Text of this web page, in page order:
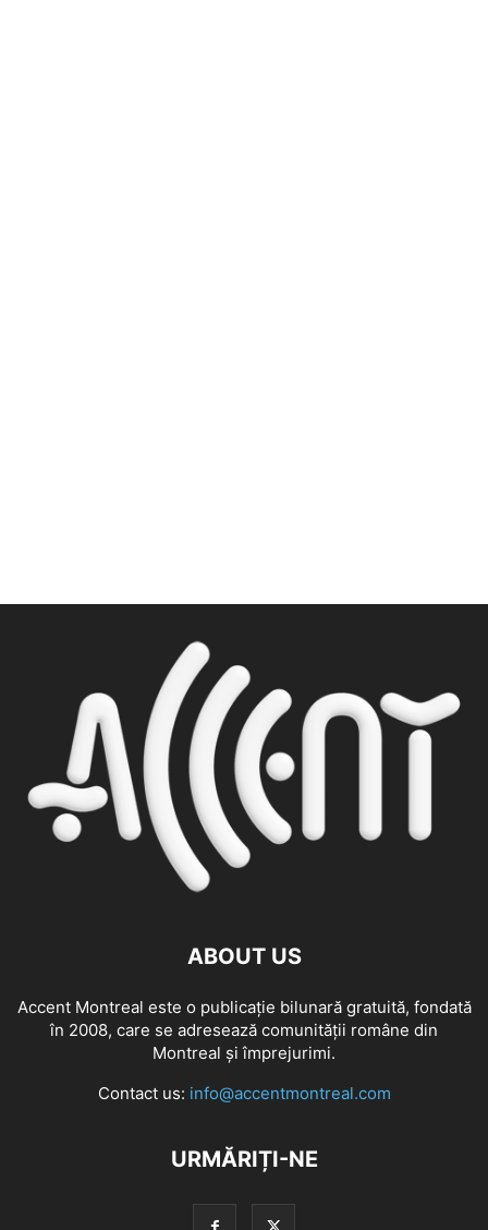
ABOUT US
Accent Montreal este o publicație bilunară gratuită, fondată
în 2008, care se adresează comunităţii române din
Montreal şi împrejurimi.
Contact us: info@accentmontreal.com
URMĂRIȚI-NE